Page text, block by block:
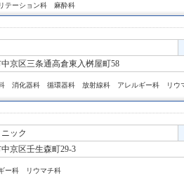
テーション科 麻酔科
京区三条通高倉東入桝屋町58
消化器科 循環器科 放射線科 アレルギー科 リウ
ック
京区壬生森町29-3
ー科 リウマチ科